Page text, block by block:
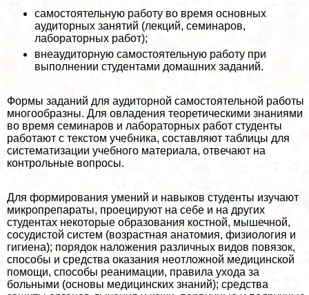
самостоятельную работу во время основных
аудиторных занятий (лекций, семинаров,
лабораторных работ);
внеаудиторную самостоятельную работу при
выполнении студентами домашних заданий.
Формы заданий для аудиторной самостоятельной работы
многообразны. Для овладения теоретическими знаниями
во время семинаров и лабораторных работ студенты
работают с текстом учебника, составляют таблицы для
систематизации учебного материала, отвечают на
контрольные вопросы.
Для формирования умений и навыков студенты изучают
микропрепараты, проецируют на себе и на других
студентах некоторые образования костной, мышечной,
сосудистой систем (возрастная анатомия, физиология и
гигиена); порядок наложения различных видов повязок,
способы и средства оказания неотложной медицинской
помощи, способы реанимации, правила ухода за
больными (основы медицинских знаний); средства